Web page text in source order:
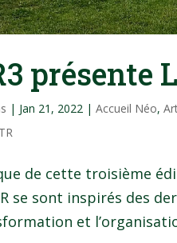
présente
| Jan 21, 2022 |Accueil Néo,
de cette troisième
se sont inspirés des
et